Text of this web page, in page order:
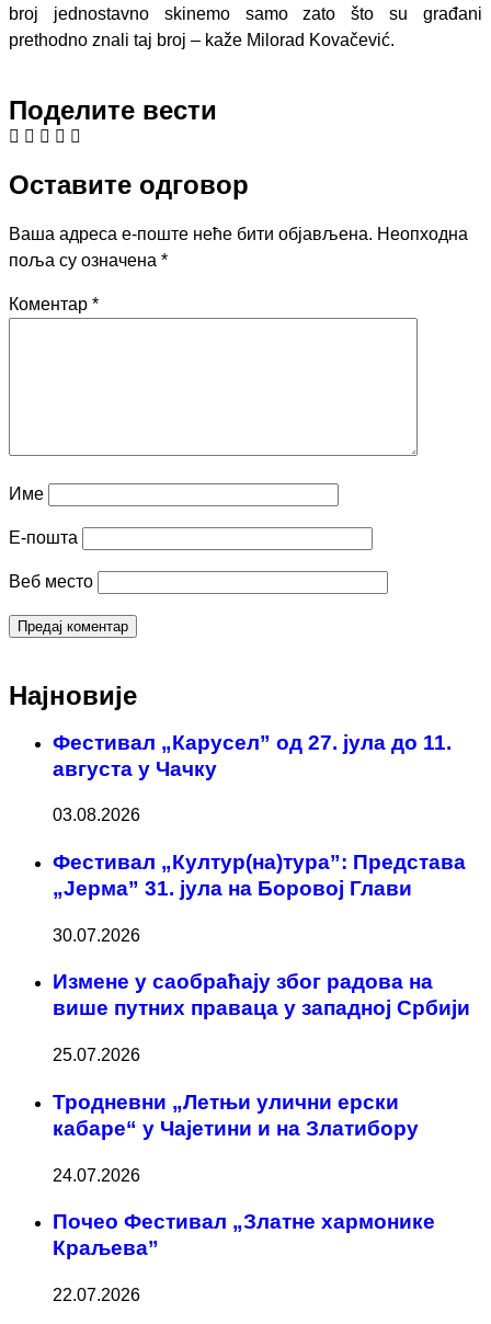
broj jednostavno skinemo samo zato što su građani
prethodno znali taj broj – kaže Milorad Kovačević.
Поделите вести
Оставите одговор
Ваша адреса е-поште неће бити објављена. Неопходна
поља су означена *
Коментар *
Име
Е-пошта
Веб место
Најновије
Фестивал „Карусел” од 27. јула до 11.
августа у Чачку
03.08.2026
Фестивал „Култур(на)тура”: Представа
„Јерма” 31. јула на Боровој Глави
30.07.2026
Измене у саобраћају због радова на
више путних праваца у западној Србији
25.07.2026
Тродневни „Летњи улични ерски
кабаре“ у Чајетини и на Златибору
24.07.2026
Почео Фестивал „Златне хармонике
Краљева”
22.07.2026